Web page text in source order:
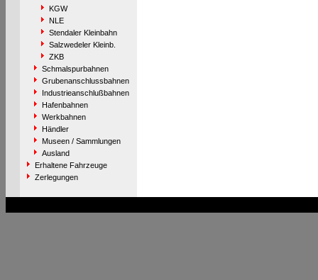
KGW
NLE
Stendaler Kleinbahn
Salzwedeler Kleinb.
ZKB
Schmalspurbahnen
Grubenanschlussbahnen
Industrieanschlußbahnen
Hafenbahnen
Werkbahnen
Händler
Museen / Sammlungen
Ausland
Erhaltene Fahrzeuge
Zerlegungen